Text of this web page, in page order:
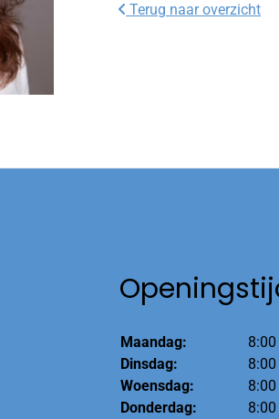
Terug naar overzicht
Maandag:
Dinsdag:
Woensdag:
Donderdag: